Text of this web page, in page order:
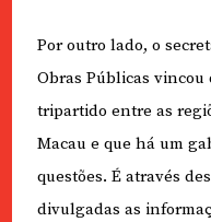
Por outro lado, o
Obras Públicas vincou
tripartido entre as
Macau e que há um
questões. É através
divulgadas as